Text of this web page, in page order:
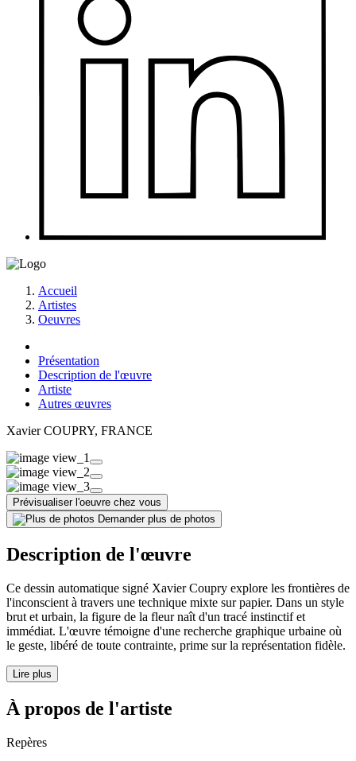
Accueil
Artistes
Oeuvres
Présentation
Description de l'œuvre
Artiste
Autres œuvres
Xavier COUPRY, FRANCE
Prévisualiser l'oeuvre chez vous
Demander plus de photos
Description de l'œuvre
Ce dessin automatique signé Xavier Coupry explore les frontières de
l'inconscient à travers une technique mixte sur papier. Dans un style
brut et urbain, la figure de la fleur naît d'un tracé instinctif et
immédiat. L'œuvre témoigne d'une recherche graphique urbaine où
le geste, libéré de toute contrainte, prime sur la représentation fidèle.
Lire plus
À propos de l'artiste
Repères